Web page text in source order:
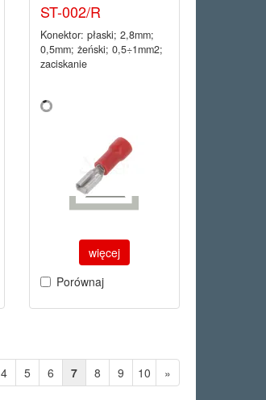
ST-002/R
Konektor: płaski; 2,8mm;
0,5mm; żeński; 0,5÷1mm2;
zaciskanie
więcej
Porównaj
4 5 6 7 8 9 10 »